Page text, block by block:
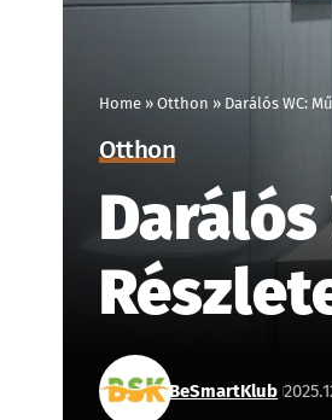
Home » Otthon » Darálós WC:
Otthon
BeSmartKlub